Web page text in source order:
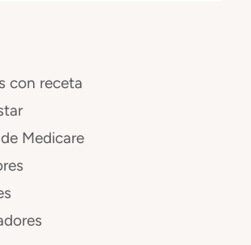
con receta
Medicare